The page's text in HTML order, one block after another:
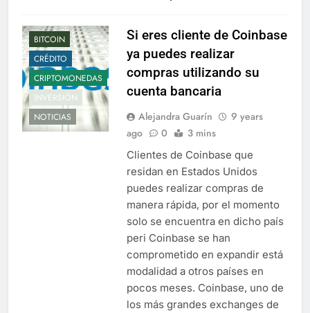
BITCOIN
CRÉDITO
CRIPTOMONEDAS
INVERSIÓN
NOTICIAS
Si eres cliente de Coinbase
ya puedes realizar
compras utilizando su
cuenta bancaria
Alejandra Guarín
9 years
ago
0 3 mins
Clientes de Coinbase que
residan en Estados Unidos
puedes realizar compras de
manera rápida, por el momento
solo se encuentra en dicho país
peri Coinbase se han
comprometido en expandir está
modalidad a otros países en
pocos meses. Coinbase, uno de
los más grandes exchanges de